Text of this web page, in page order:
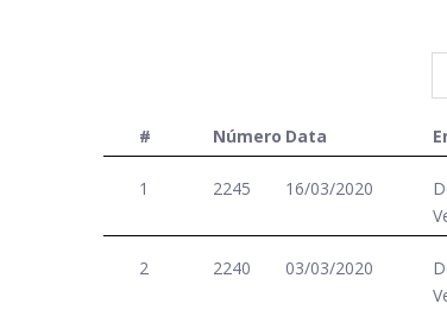
# Número Data
1 2245 16/03/2020
2 2240 03/03/2020